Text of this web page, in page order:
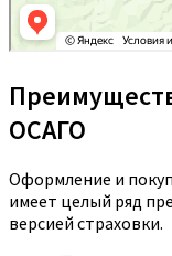
ОСАГО
Оформление и
имеет целый ряд
версией страховки.